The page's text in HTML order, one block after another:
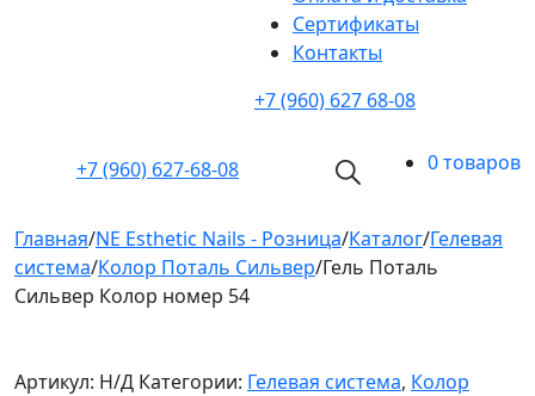
Cертификаты
Контакты
+7 (960) 627 68-08
+7 (960) 627-68-08 0 товаров
Главная/NE Esthetic Nails - Розница/Каталог/Гелевая
система/Колор Поталь Сильвер/Гель Поталь
Сильвер Колор номер 54
Артикул: Н/Д Категории: Гелевая система, Колор